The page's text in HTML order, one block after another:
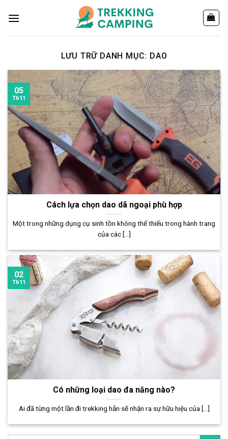
đến
LƯU TRỮ DANH MỤC: DAO
Cách lựa chọn dao dã ngoại phù hợp
Một trong những dụng cụ sinh tồn không thể thiếu trong hành trang
của các [...]
05
Th11
Có những loại dao đa năng nào?
Ai đã từng một lần đi trekking hẳn sẽ nhận ra sự hữu hiệu của [...]
02
Th11